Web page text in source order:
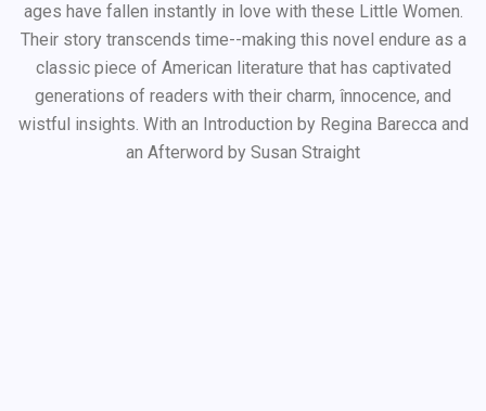
ages have fallen instantly in love with these Little Women.
Their story transcends time--making this novel endure as a
classic piece of American literature that has captivated
generations of readers with their charm, înnocence, and
wistful insights. With an Introduction by Regina Barecca and
an Afterword by Susan Straight